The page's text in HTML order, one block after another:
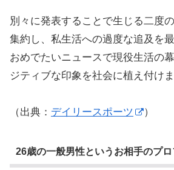
別々に発表することで生じる二度
集約し、私生活への過度な追及を
おめでたいニュースで現役生活の
ジティブな印象を社会に植え付けま
（出典： デイリースポーツ ）
26歳の一般男性というお相手のプ